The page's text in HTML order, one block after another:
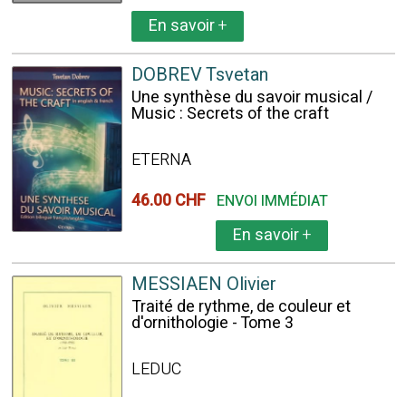
En savoir+
DOBREV Tsvetan
Une synthèse du savoir musical /
Music : Secrets of the craft
ETERNA
46.00 CHF ENVOI IMMÉDIAT
En savoir+
MESSIAEN Olivier
Traité de rythme, de couleur et
d'ornithologie - Tome 3
LEDUC